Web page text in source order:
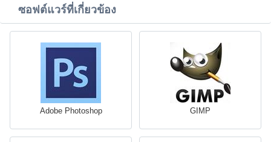
ซอฟต์แวร์ที่เกี่ยวข้อง
Adobe Photoshop GIMP